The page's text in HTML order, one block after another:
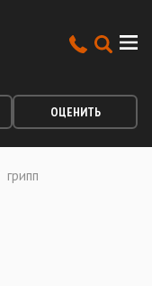
ОЦЕНИТЬ
грипп